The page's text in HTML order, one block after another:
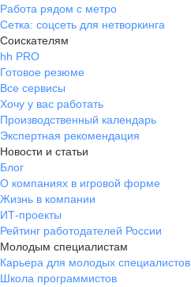
Работа рядом с метро
Сетка: соцсеть для нетворкинга
Соискателям
hh PRO
Готовое резюме
Все сервисы
Хочу у вас работать
Производственный календарь
Экспертная рекомендация
Новости и статьи
Блог
О компаниях в игровой форме
Жизнь в компании
ИТ-проекты
Рейтинг работодателей России
Молодым специалистам
Карьера для молодых специалистов
Школа программистов